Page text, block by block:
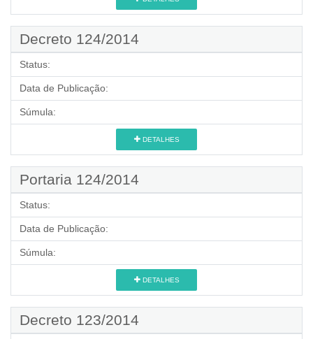
Decreto 124/2014
Status:
Data de Publicação:
Súmula:
DETALHES
Portaria 124/2014
Status:
Data de Publicação:
Súmula:
DETALHES
Decreto 123/2014